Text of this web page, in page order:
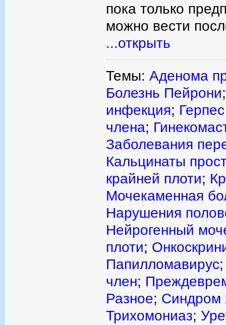
пока только
можно вести
...открыть
Темы: Аденома
Болезнь Пейрони
инфекция;
члена;
Заболевания
Кальцинаты
крайней плоти;
Мочекаменная
Нарушения
Нейрогенный
плоти;
Папилломавирус
член;
Разное; Синдром
Трихомониаз;